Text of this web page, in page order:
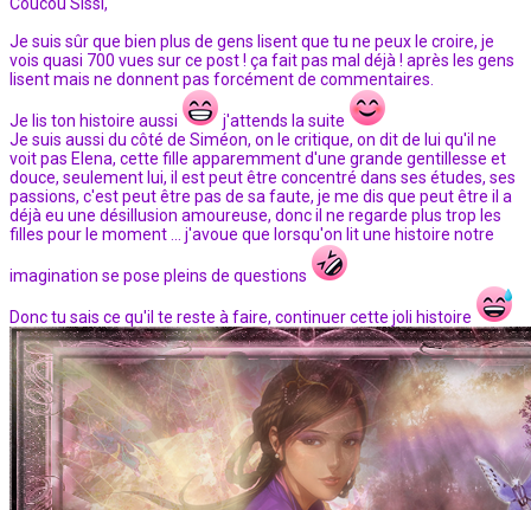
Je suis sûr que bien plus de gens lisent que tu ne peux le croire, je
vois quasi 700 vues sur ce post ! ça fait pas mal déjà ! après les gens
lisent mais ne donnent pas forcément de commentaires.
Je lis ton histoire aussi
j'attends la suite
Je suis aussi du côté de Siméon, on le critique, on dit de lui qu'il ne
voit pas Elena, cette fille apparemment d'une grande gentillesse et
douce, seulement lui, il est peut être concentré dans ses études, ses
passions, c'est peut être pas de sa faute, je me dis que peut être il a
déjà eu une désillusion amoureuse, donc il ne regarde plus trop les
filles pour le moment ... j'avoue que lorsqu'on lit une histoire notre
imagination se pose pleins de questions
Donc tu sais ce qu'il te reste à faire, continuer cette joli histoire